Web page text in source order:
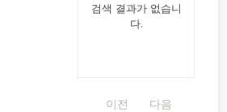
검색 결과가 없습니
다.
이전 다음